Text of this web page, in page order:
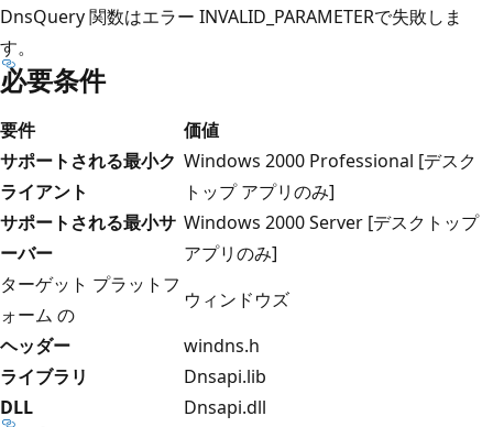
DnsQuery関数はエラー INVALID_PARAMETERで失敗しま
す。
必要条件
要件
価値
サポートされる最小ク
ライアント
Windows 2000 Professional [デスク
トップ アプリのみ]
サポートされる最小サ
ーバー
Windows 2000 Server [デスクトップ
アプリのみ]
ターゲット プラットフ
ォーム の
ウィンドウズ
ヘッダー
windns.h
ライブラリ
Dnsapi.lib
DLL
Dnsapi.dll